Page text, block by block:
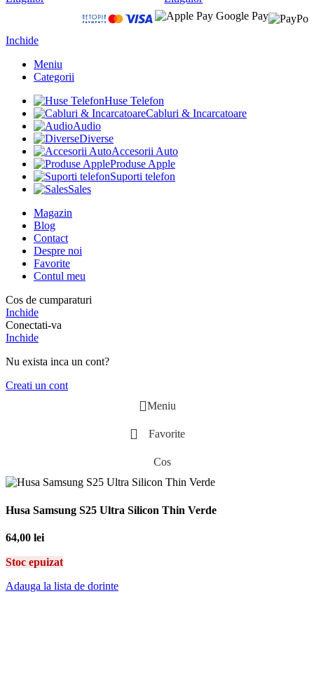
Inchide
Meniu
Categorii
Huse Telefon
Cabluri & Incarcatoare
Audio
Diverse
Accesorii Auto
Produse Apple
Suporti telefon
Sales
Magazin
Blog
Contact
Despre noi
Favorite
Contul meu
Cos de cumparaturi
Inchide
Conectati-va
Inchide
Nu exista inca un cont?
Creati un cont
Meniu
Favorite
Cos
Husa Samsung S25 Ultra Silicon Thin Verde
64,00 lei
Stoc epuizat
Adauga la lista de dorinte